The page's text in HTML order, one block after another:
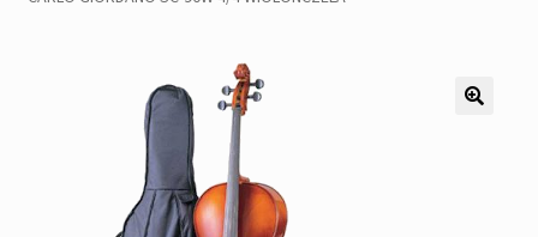
Pozostałe